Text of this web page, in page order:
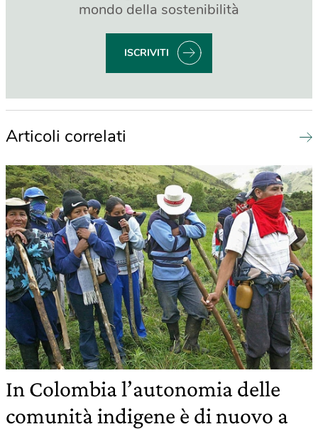
mondo della sostenibilità
ISCRIVITI
Articoli correlati
In Colombia l’autonomia delle
comunità indigene è di nuovo a